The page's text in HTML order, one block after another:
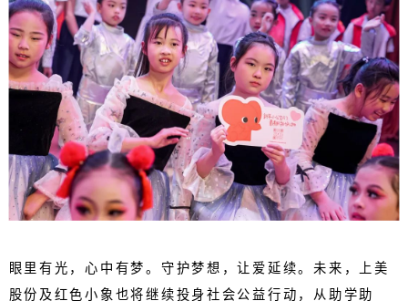
眼里有光，心中有梦。守护梦想，让爱延续。未来，上美
股份及红色小象也将继续投身社会公益行动，从助学助